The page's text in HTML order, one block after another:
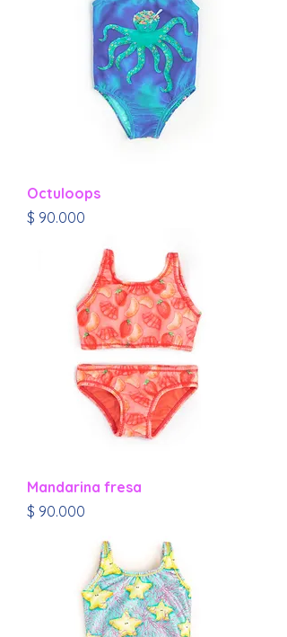
Octuloops
Precio
$ 90.000
Mandarina fresa
Precio
$ 90.000